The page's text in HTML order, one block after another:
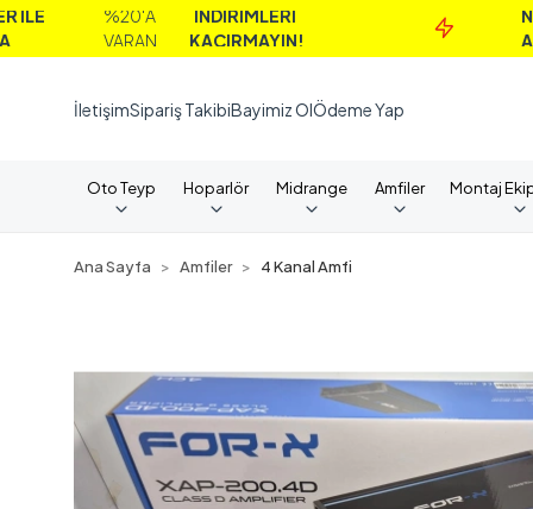
%20'A
VARAN
İNDİRİMLERİ
KAÇIRMAYIN!
NAKİT
ALIMLARDA
İletişimSipariş TakibiBayimiz OlÖdeme Yap
Oto Teyp Hoparlör Midrange Amfiler Montaj
Ana Sayfa Amfiler 4 Kanal Amfi